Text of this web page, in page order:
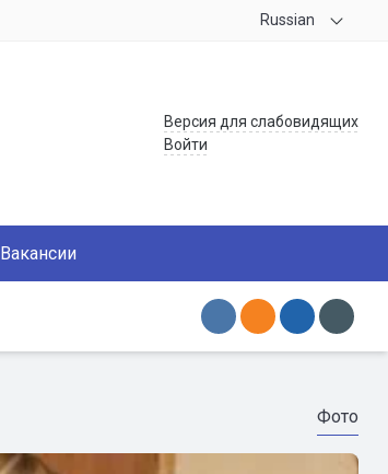
Russian
Версия для слабовидящих
Войти
Вакансии
Фото